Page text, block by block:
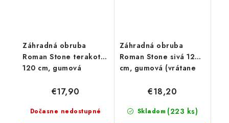
Záhradná obruba
Roman Stone terakota
120 cm, gumová
Dočasne nedostupné
€17,90
Záhradná obruba
Roman Stone sivá 120
cm, gumová (vrátane
Skladom (223 ks)
€18,20